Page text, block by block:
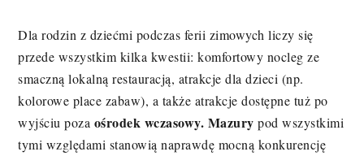
Dla rodzin z dziećmi podczas ferii zimowych liczy się
przede wszystkim kilka kwestii: komfortowy nocleg ze
smaczną lokalną restauracją, atrakcje dla dzieci (np.
kolorowe place zabaw), a także atrakcje dostępne tuż po
wyjściu poza ośrodek wczasowy. Mazury pod wszystkimi
tymi względami stanowią naprawdę mocną konkurencję